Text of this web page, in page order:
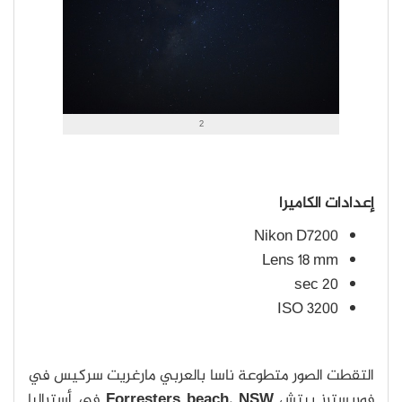
2
إعدادات الكاميرا
Nikon D7200
Lens 18 mm
20 sec
ISO 3200
التقطت الصور متطوعة ناسا بالعربي مارغريت سركيس في